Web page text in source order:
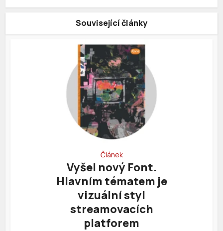
Související články
Článek
Vyšel nový Font.
Hlavním tématem je
vizuální styl
streamovacích
platforem